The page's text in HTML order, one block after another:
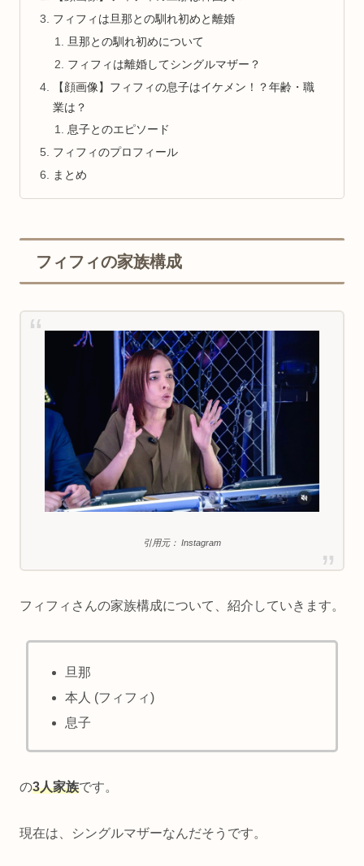
フィフィは旦那との馴れ初めと離婚
旦那との馴れ初めについて
フィフィは離婚してシングルマザー？
【顔画像】フィフィの息子はイケメン！？年齢・職
業は？
息子とのエピソード
フィフィのプロフィール
まとめ
フィフィの家族構成
引用元： Instagram
フィフィさんの家族構成について、紹介していきます。
旦那
本人 (フィフィ)
息子
の3人家族です。
現在は、シングルマザーなんだそうです。